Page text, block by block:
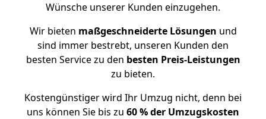
Wünsche unserer Kunden einzugehen.
Wir bieten maßgeschneiderte Lösungen und
sind immer bestrebt, unseren Kunden den
besten Service zu den besten Preis-Leistungen
zu bieten.
Kostengünstiger wird Ihr Umzug nicht, denn bei
uns können Sie bis zu 60 % der Umzugskosten